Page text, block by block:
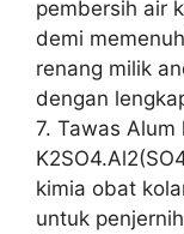
pembersih air
demi
renang milik
dengan
7. Tawas Alum
kimia obat
untuk